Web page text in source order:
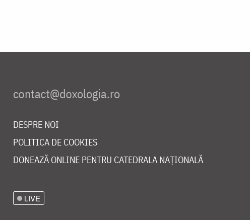
DESPRE NOI
POLITICA DE COOKIES
DONEAZĂ ONLINE PENTRU CATEDRALA NAȚIONALĂ
LIVE